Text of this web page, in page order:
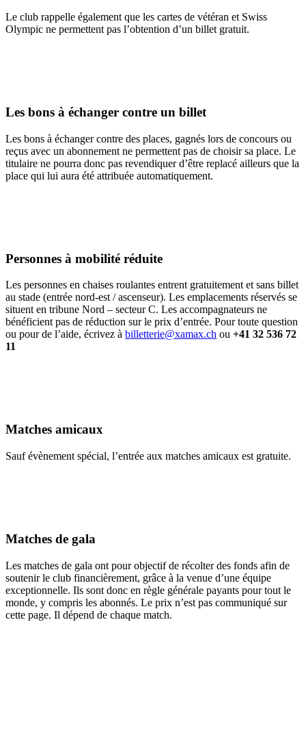
Le club rappelle également que les cartes de vétéran et Swiss
Olympic ne permettent pas l’obtention d’un billet gratuit.
Les bons à échanger contre un billet
Les bons à échanger contre des places, gagnés lors de concours ou
reçus avec un abonnement ne permettent pas de choisir sa place. Le
titulaire ne pourra donc pas revendiquer d’être replacé ailleurs que la
place qui lui aura été attribuée automatiquement.
Personnes à mobilité réduite
Les personnes en chaises roulantes entrent gratuitement et sans billet
au stade (entrée nord-est / ascenseur). Les emplacements réservés se
situent en tribune Nord – secteur C. Les accompagnateurs ne
bénéficient pas de réduction sur le prix d’entrée. Pour toute question
ou pour de l’aide, écrivez à billetterie@xamax.ch ou +41 32 536 72
11
Matches amicaux
Sauf évènement spécial, l’entrée aux matches amicaux est gratuite.
Matches de gala
Les matches de gala ont pour objectif de récolter des fonds afin de
soutenir le club financièrement, grâce à la venue d’une équipe
exceptionnelle. Ils sont donc en règle générale payants pour tout le
monde, y compris les abonnés. Le prix n’est pas communiqué sur
cette page. Il dépend de chaque match.